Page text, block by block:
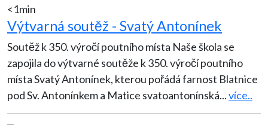
<1min
Výtvarná soutěž - Svatý Antonínek
Soutěž k 350. výročí poutního místa Naše škola se
zapojila do výtvarné soutěže k 350. výročí poutního
místa Svatý Antonínek, kterou pořádá farnost Blatnice
pod Sv. Antonínkem a Matice svatoantonínská...více..